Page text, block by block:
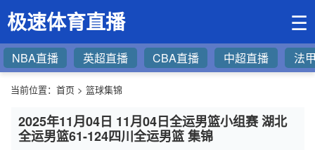
极速体育直播 ☰
NBA直播 英超直播 CBA直播 中超直播 法
当前位置： 首页 > 篮球集锦
2025年11月04日 11月04日全运男篮小组赛 湖北
全运男篮61-124四川全运男篮 集锦